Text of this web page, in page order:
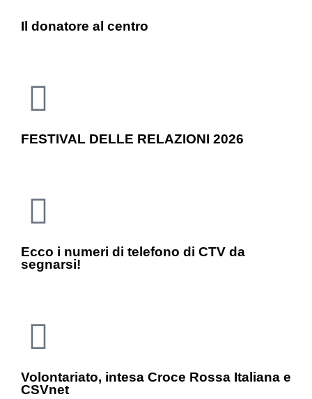
Il donatore al centro
FESTIVAL DELLE RELAZIONI 2026
Ecco i numeri di telefono di CTV da
segnarsi!
Volontariato, intesa Croce Rossa Italiana e
CSVnet